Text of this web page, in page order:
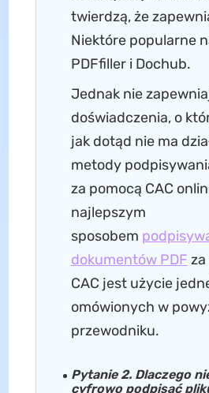
twierdzą, że
Niektóre popularne
PDFfiller i Dochub.
Jednak nie
doświadczenia, o
jak dotąd nie ma
metody
za pomocą CAC
najlepszym
sposobem
dokumentów PDF
CAC jest użycie
omówionych w
przewodniku.
Pytanie 2. Dlaczego
cyfrowo podpisać